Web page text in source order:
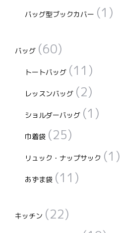
ま
す
バッグ型ブックカバー (1)
バッグ (60)
トートバッグ (11)
レッスンバッグ (2)
ショルダーバッグ (1)
巾着袋 (25)
リュック・ナップサック (1)
あずま袋 (11)
キッチン (22)